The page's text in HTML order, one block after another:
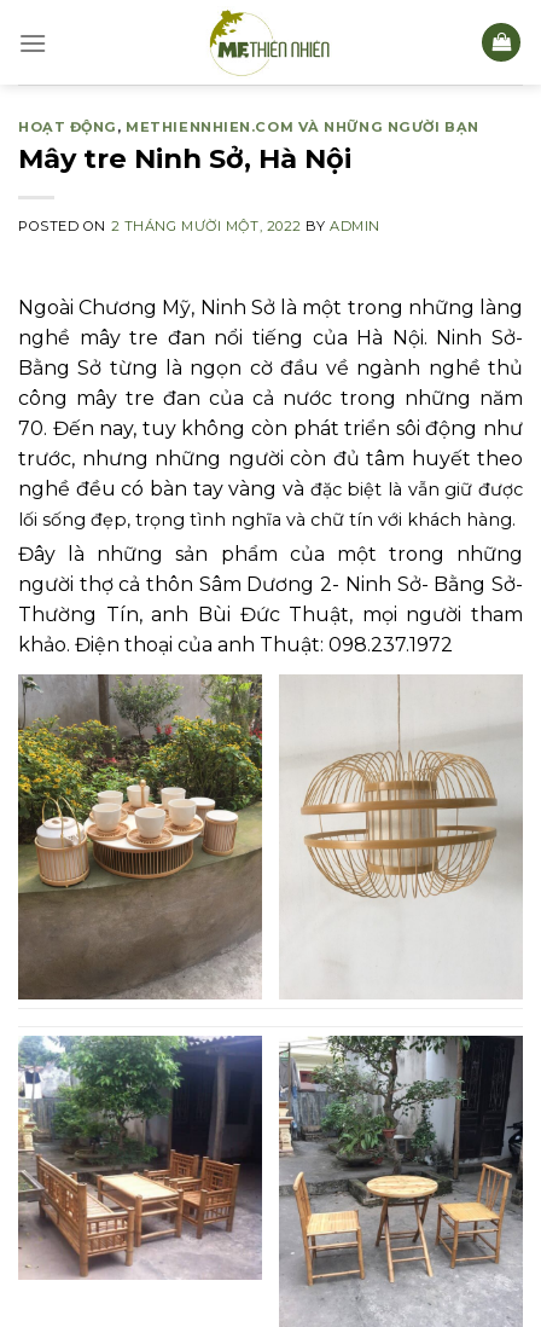
HOẠT ĐỘNG , METHIENNHIEN.COM VÀ NHỮNG NGƯỜI BẠN
Mây tre Ninh Sở, Hà Nội
POSTED ON 2 THÁNG MƯỜI MỘT, 2022 BYADMIN
Ngoài Chương Mỹ, Ninh Sở là một trong những làng
nghề mây tre đan nổi tiếng của Hà Nội. Ninh Sở-
Bằng Sở từng là ngọn cờ đầu về ngành nghề thủ
công mây tre đan của cả nước trong những năm
70. Đến nay, tuy không còn phát triển sôi động như
trước, nhưng những người còn đủ tâm huyết theo
nghề đều có bàn tay vàng và đặc biệt là vẫn giữ được
lối sống đẹp, trọng tình nghĩa và chữ tín với khách hàng.
Đây là những sản phẩm của một trong những
người thợ cả thôn Sâm Dương 2- Ninh Sở- Bằng Sở-
Thường Tín, anh Bùi Đức Thuật, mọi người tham
khảo. Điện thoại của anh Thuật: 098.237.1972